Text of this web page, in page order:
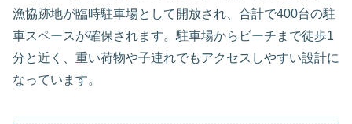
漁協跡地が臨時駐車場として開放され、合計で400台の駐
車スペースが確保されます。駐車場からビーチまで徒歩1
分と近く、重い荷物や子連れでもアクセスしやすい設計に
なっています。